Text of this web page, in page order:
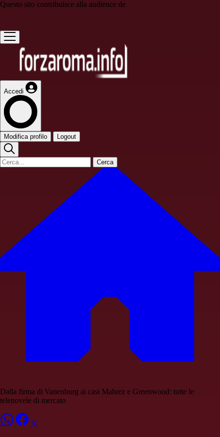
Questo sito contribuisce alla audience de
Accedi
Modifica profilo Logout
Cerca
Dalla firma di Vanenburg ai casi Mahrez e Greenwood: tutte le
telenovele di mercato